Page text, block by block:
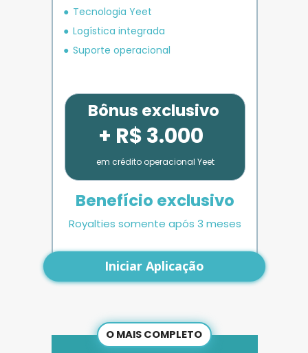
O MAIS COMPLETO
Tecnologia Yeet
Logística integrada
Suporte operacional
Iniciar Aplicação
Bônus exclusivo
+ R$ 3.000
em crédito operacional Yeet
Benefício exclusivo
Royalties somente após 3 meses